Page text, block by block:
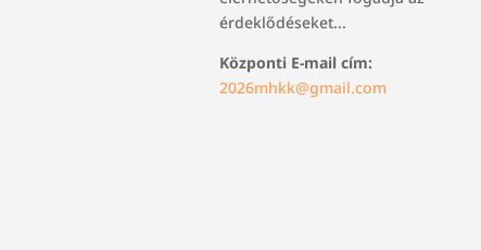
érdeklődéseket...
Központi E-mail cím:
2026mhkk@gmail.com